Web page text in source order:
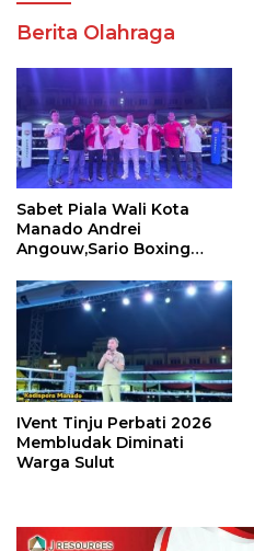
Berita Olahraga
Sabet Piala Wali Kota
Manado Andrei
Angouw,Sario Boxing
Perbati 2026
IVent Tinju Perbati 2026
Membludak Diminati
Warga Sulut